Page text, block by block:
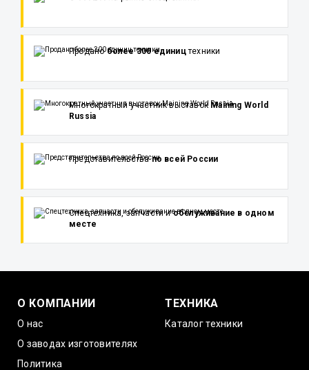
Проданоболее 300 едиництехники
Многократный участник выставок Maining World
Russia
Представительствапо всей России
Спецтехника, запчасти иобслуживание в одном
месте
О КОМПАНИИ
О нас
О заводах изготовителях
Политика
ТЕХНИКА
Каталог техники